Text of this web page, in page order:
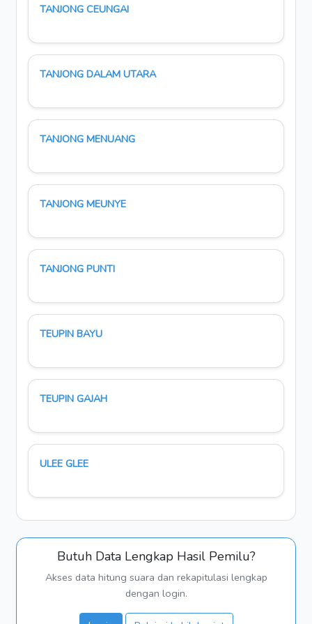
TANJONG CEUNGAI
TANJONG DALAM UTARA
TANJONG MENUANG
TANJONG MEUNYE
TANJONG PUNTI
TEUPIN BAYU
TEUPIN GAJAH
ULEE GLEE
Butuh Data Lengkap Hasil Pemilu?
Akses data hitung suara dan rekapitulasi lengkap
dengan login.